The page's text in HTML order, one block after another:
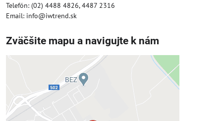
Telefón: (02) 4488 4826, 4487 2316
Email: info@iwtrend.sk
Zväčšite mapu a navigujte k nám
Externý obsah je blokovaný